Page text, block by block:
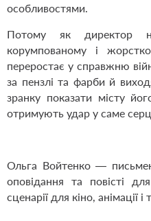
особливостями.
Потому як директор
корумпованому і
переростає у справжню
за пензлі та фарби й
зранку показати місту
отримують удар у саме
Ольга Войтенко —
оповідання та повісті
сценарії для кіно, анімації